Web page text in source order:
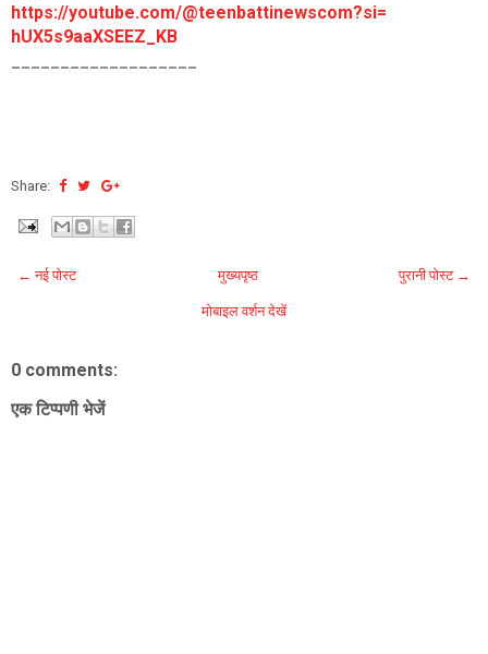
https://youtube.com/@teenbattinewscom?si=
hUX5s9aaXSEEZ_KB
Share:
← नई पोस्ट पुरानी पोस्ट →
मुख्यपृष्ठ
मोबाइल वर्शन देखें
0 comments:
एक टिप्पणी भेजें